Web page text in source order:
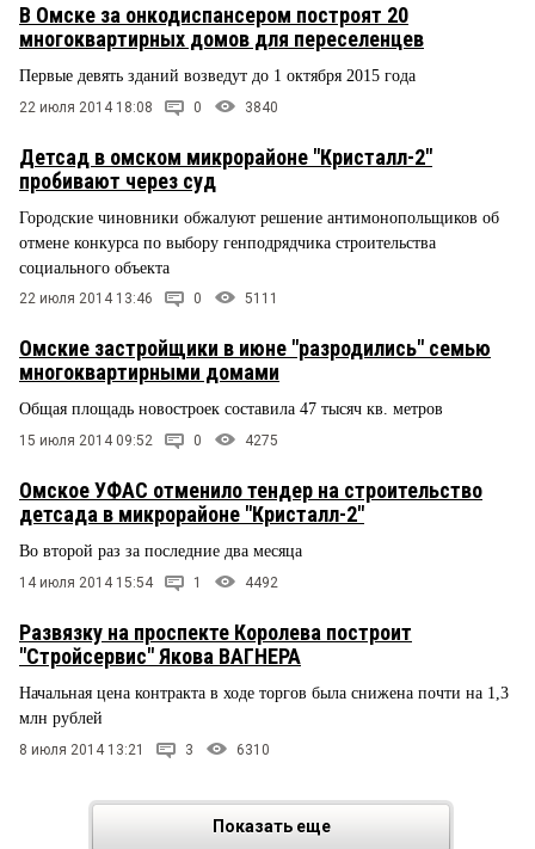
В Омске за онкодиспансером построят 20
многоквартирных домов для переселенцев
Первые девять зданий возведут до 1 октября 2015 года
22 июля 2014 18:08 0 3840
Детсад в омском микрорайоне "Кристалл-2"
пробивают через суд
Городские чиновники обжалуют решение антимонопольщиков об
отмене конкурса по выбору генподрядчика строительства
социального объекта
22 июля 2014 13:46 0 5111
Омские застройщики в июне "разродились" семью
многоквартирными домами
Общая площадь новостроек составила 47 тысяч кв. метров
15 июля 2014 09:52 0 4275
Омское УФАС отменило тендер на строительство
детсада в микрорайоне "Кристалл-2"
Во второй раз за последние два месяца
14 июля 2014 15:54 1 4492
Развязку на проспекте Королева построит
"Стройсервис" Якова ВАГНЕРА
Начальная цена контракта в ходе торгов была снижена почти на 1,3
млн рублей
8 июля 2014 13:21 3 6310
Показать еще